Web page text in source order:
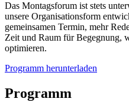
Das Montagsforum ist stets
unsere Organisationsform
gemeinsamen Termin, mehr
Zeit und Raum für Begegnung,
optimieren.
Programm herunterladen
Programm